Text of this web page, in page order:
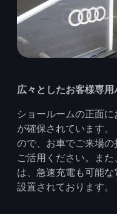
広々としたお客様専
ショールームの正面
が確保されています
ので、お車でご来場
ご活用ください。ま
は、急速充電も可能
設置されております。